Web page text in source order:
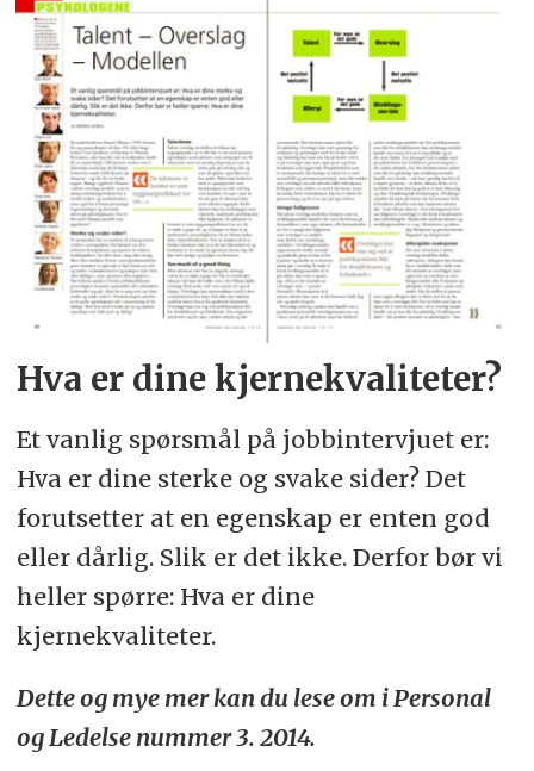
Hva er dine kjernekvaliteter?
Et vanlig spørsmål på jobbintervjuet er:
Hva er dine sterke og svake sider? Det
forutsetter at en egenskap er enten god
eller dårlig. Slik er det ikke. Derfor bør vi
heller spørre: Hva er dine
kjernekvaliteter.
Dette og mye mer kan du lese om i Personal
og Ledelse nummer 3. 2014.